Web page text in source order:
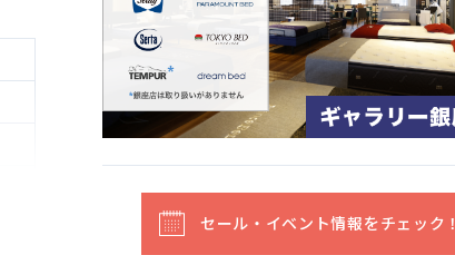
セール・イベント情報をチェック！